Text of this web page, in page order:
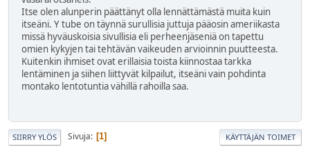
Itse olen alunperin päättänyt olla lennättämästä muita kuin
itseäni. Y tube on täynnä surullisia juttuja pääosin ameriikasta
missä hyväuskoisia sivullisia eli perheenjäseniä on tapettu
omien kykyjen tai tehtävän vaikeuden arvioinnin puutteesta.
Kuitenkin ihmiset ovat erillaisia toista kiinnostaa tarkka
lentäminen ja siihen liittyvät kilpailut, itseäni vain pohdinta
montako lentotuntia vähillä rahoilla saa.
SIIRRY YLÖS Sivuja 1 KÄYTTÄJÄN TOIMET